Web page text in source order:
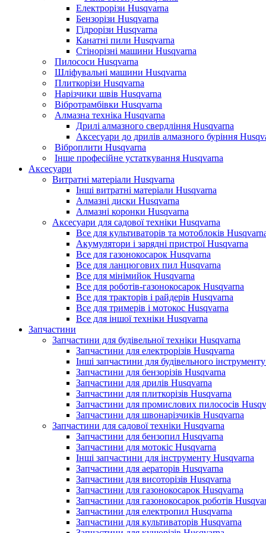
Електрорізи Husqvarna
Бензорізи Husqvarna
Гідрорізи Husqvarna
Канатні пили Husqvarna
Стінорізні машини Husqvarna
Пилососи Husqvarna
Шліфувальні машини Husqvarna
Плиткорізи Husqvarna
Нарізчики швів Husqvarna
Вібротрамбівки Husqvarna
Алмазна техніка Husqvarna
Дрилі алмазного свердління Husqvarna
Аксесуари до дрилів алмазного буріння
Віброплити Husqvarna
Інше професійне устаткування Husqvarna
Аксесуари
Витратні матеріали Husqvarna
Інші витратні матеріали Husqvarna
Алмазні диски Husqvarna
Алмазні коронки Husqvarna
Аксесуари для садової техніки Husqvarna
Все для культиваторів та мотоблоків
Акумулятори і зарядні пристрої Husqvarna
Все для газонокосарок Husqvarna
Все для ланцюгових пил Husqvarna
Все для мінімийок Husqvarna
Все для роботів-газонокосарок Husqvarna
Все для тракторів і райдерів Husqvarna
Все для тримерів і мотокос Husqvarna
Все для іншої техніки Husqvarna
Запчастини
Запчастини для будівельної техніки Husqvarna
Запчастини для електрорізів Husqvarna
Інші запчастини для будівельного
Запчастини для бензорізів Husqvarna
Запчастини для дрилів Husqvarna
Запчастини для плиткорізів Husqvarna
Запчастини для промислових пилососів
Запчастини для швонарізчиків Husqvarna
Запчастини для садової техніки Husqvarna
Запчастини для бензопил Husqvarna
Запчастини для мотокіс Husqvarna
Інші запчастини для інструменту Husqvarna
Запчастини для аераторів Husqvarna
Запчастини для висоторізів Husqvarna
Запчастини для газонокосарок Husqvarna
Запчастини для газонокосарок роботів
Запчастини для електропил Husqvarna
Запчастини для культиваторів Husqvarna